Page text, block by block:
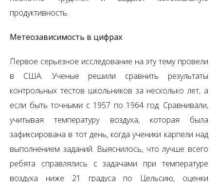
продуктивность.
Метеозависимость в цифрах
Первое серьезное исследование на эту тему провели
в США. Ученые решили сравнить результаты
контрольных тестов школьников за несколько лет, а
если быть точными с 1957 по 1964 год. Сравнивали,
учитывая температуру воздуха, которая была
зафиксирована в тот день, когда ученики карпели над
выполнением заданий. Выяснилось, что лучше всего
ребята справлялись с задачами при температуре
воздуха ниже 21 градуса по Цельсию, оценки